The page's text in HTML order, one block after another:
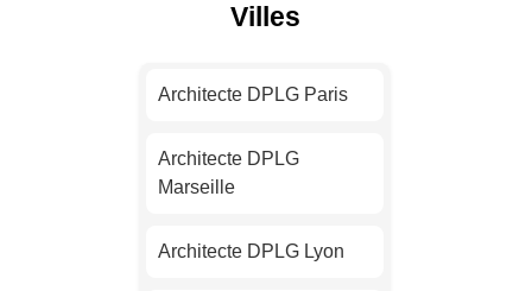
Villes
Architecte DPLG Paris
Architecte DPLG
Marseille
Architecte DPLG Lyon